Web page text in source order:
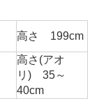
高さ 199cm
高さ(アオ
リ) 35～
40cm